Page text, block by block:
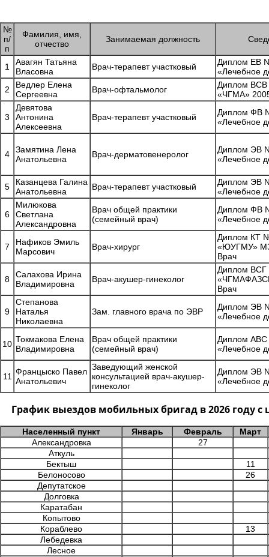
№
п/
п
Фамилия, имя,
отчество
Занимаемая должность
1
Авагян Татьяна
Власовна
Врач-терапевт участковый
Диплом ЕВ
«Лечебное
2
Ведлер Елена
Сергеевна
Врач-офтальмолог
Диплом
«ЧГМА»
3
Девятова
Антонина
Алексеевна
Врач-терапевт участковый
Диплом ФВ
«Лечебное
4
Замятина Лена
Анатольевна
Врач-дерматовенеролог
Диплом ЭВ
«Лечебное
5
Казанцева Галина
Анатольевна
Врач-терапевт участковый
Диплом ЭВ
«Лечебное
6
Милюкова
Светлана
Александровна
Врач общей практики
(семейный врач)
Диплом ФВ
«Лечебное
7
Нафиков Эмиль
Марсович
Врач-хирург
Диплом КТ
«ЮУГМУ»
Врач
8
Салахова Ирина
Владимировна
Врач-акушер-гинеколог
Диплом
Врач
9
Степанова
Наталья
Николаевна
Зам. главного врача по ЭВР
Диплом ЭВ
«Лечебное
10 Токмакова Елена
Владимировна
Врач общей практики
(семейный врач)
Диплом
«Лечебное
11 Францыско Павел
Анатольевич
Заведующий женской
консультацией врач-акушер-
гинеколог
Диплом ЭВ
«Лечебное
График выездов мобильных бригад в 2026 году
Населенный пункт Январь Февраль
Март
Александровка
27
Аткуль
Бектыш
11
Белоносово
26
Депутатское
Долговка
Каратабан
Копытово
Кораблево
13
Лебедевка
Лесное